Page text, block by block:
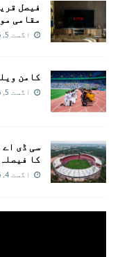
فیصل
مقامی
اگست 5, 2026
کامن
اگست 5, 2026
سی ڈی
کا
اگست 4, 2026